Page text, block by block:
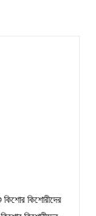
কিশোরীদের